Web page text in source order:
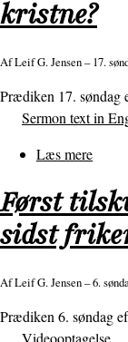
Kirken,
men
er
det
kristne?
AfLeif G. Jensen– 17.
Prædiken 17. søndag
Sermon text in
Læs mere
er
en
vi
Først
sidst
AfLeif G. Jensen– 6.
Prædiken 6. søndag
Videooptagelse